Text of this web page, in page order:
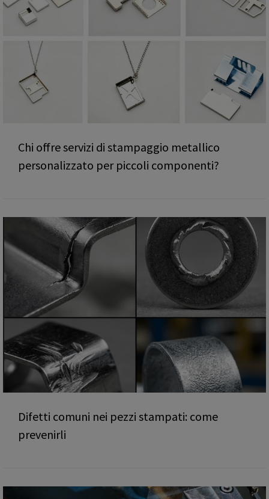
Chi offre servizi di stampaggio metallico
personalizzato per piccoli componenti?
Difetti comuni nei pezzi stampati: come
prevenirli